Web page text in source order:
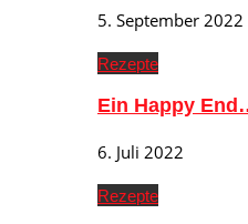
5. September 2022
Rezepte
Ein Happy
6. Juli 2022
Rezepte